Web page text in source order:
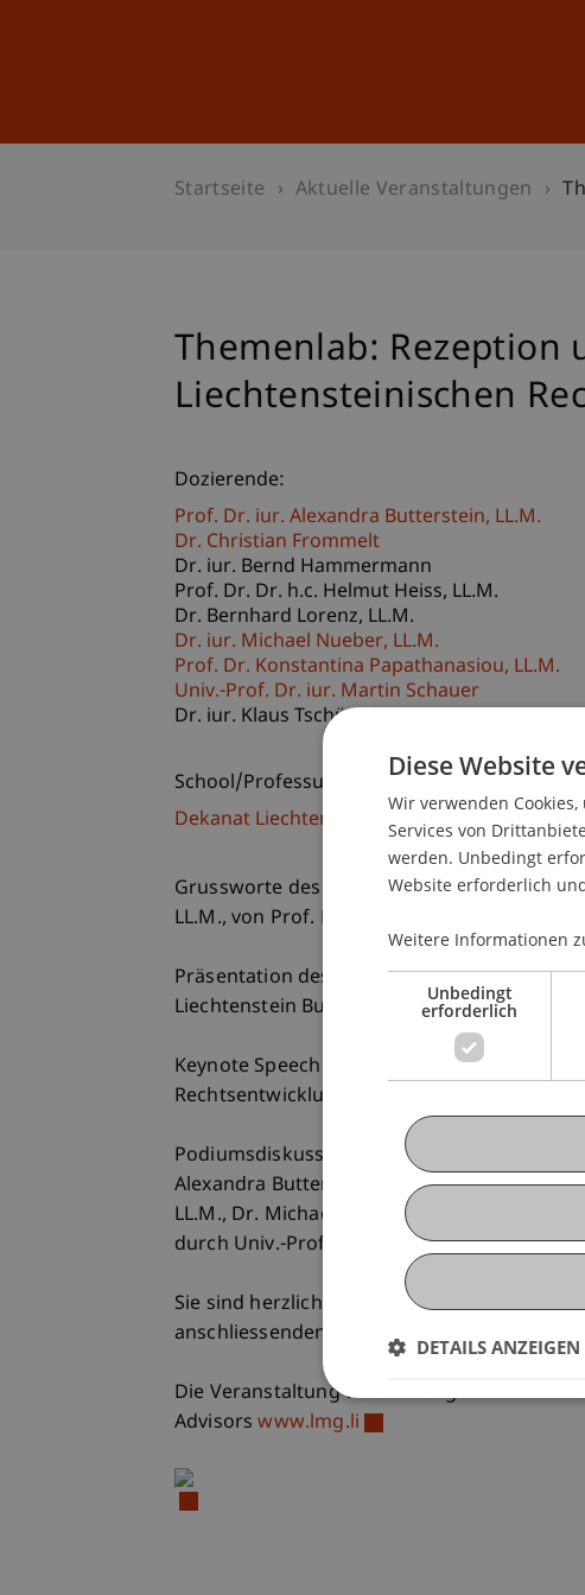
Startseite Aktuelle Veranstaltungen
Themenlab: Rezeption
Liechtensteinischen
Dozierende:
Prof. Dr. iur. Alexandra Butterstein LL.M.
Dr. Christian Frommelt
Dr. iur. Bernd Hammermann
Prof. Dr. Dr. h.c. Helmut Heiss LL.M.
Dr. Bernhard Lorenz LL.M.
Dr. iur. Michael Nueber LL.M.
Prof. Dr. Konstantina Papathanasiou LL.M.
Univ.-Prof. Dr. iur. Martin Schauer
Dr. iur. Klaus Tschütscher
School/Professur:
Dekanat Liechtenstein Business Law School
Grussworte des Rektors Dr. Christian
LL.M., von Prof. Dr. Alexandra Butterstein,
Präsentation des Gastgebers Univ.-Prof.
Liechtenstein Business Law School) und
Keynote Speech "Einflüsse des
Rechtsentwicklung" von Dr. Bernd
Podiumsdiskussion zu aktuellen Problemen
Alexandra Butterstein, LL.M., Prof. Dr. Dr.
LL.M., Dr. Michael Nueber, LL.M., Prof. Dr.
durch Univ.-Prof. Dr. Martin Schauer
Sie sind herzlich eingeladen, diesen
anschliessenden Apéro die Zeit für
Die Veranstaltung wird durchgeführt mit
Advisorswww.lmg.li
Diese Website
Wir verwenden
Services von
werden. Unbedingt
Website erforderlich
Weitere Informationen
Unbedingt
erforderlich
DETAILS ANZEIGEN